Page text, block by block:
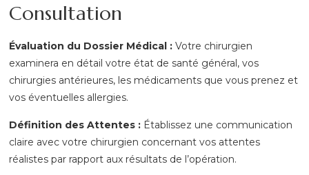
Consultation
Évaluation du Dossier Médical :Votre chirurgien
examinera en détail votre état de santé général, vos
chirurgies antérieures, les médicaments que vous prenez et
vos éventuelles allergies.
Définition des Attentes : Établissez une communication
claire avec votre chirurgien concernant vos attentes
réalistes par rapport aux résultats de l’opération.